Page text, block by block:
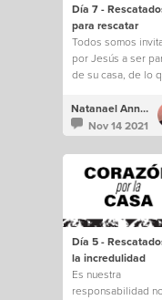
Día 7 -
para rescatar
Todos somos
por Jesús a ser
de su casa, de lo
Natanael Annacondia
Nov 14 2021
Día 5 -
la incredulidad
Es nuestra
responsabilidad no